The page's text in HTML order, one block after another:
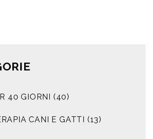
40 GIORNI (40)
CANI E GATTI (13)